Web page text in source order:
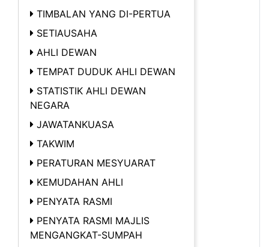
TIMBALAN YANG DI-PERTUA
SETIAUSAHA
AHLI DEWAN
TEMPAT DUDUK AHLI DEWAN
STATISTIK AHLI DEWAN
NEGARA
JAWATANKUASA
TAKWIM
PERATURAN MESYUARAT
KEMUDAHAN AHLI
PENYATA RASMI
PENYATA RASMI MAJLIS
MENGANGKAT-SUMPAH